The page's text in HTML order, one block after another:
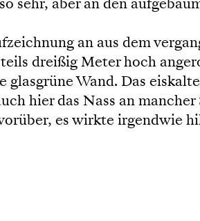
an aus dem
dreißig Meter hoch
Wand. Das
hier das Nass an
es wirkte irgendwie